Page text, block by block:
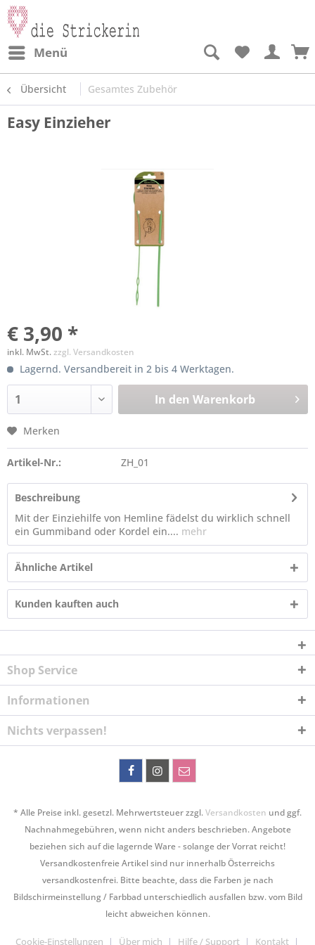
Menü
Übersicht Gesamtes Zubehör
Easy Einzieher
€ 3,90 *
inkl. MwSt.zzgl. Versandkosten
Lagernd. Versandbereit in 2 bis 4 Werktagen.
In den Warenkorb
Merken
Artikel-Nr.: ZH_01
Beschreibung
Mit der Einziehilfe von Hemline fädelst du wirklich schnell
ein Gummiband oder Kordel ein.... mehr
Ähnliche Artikel
Kunden kauften auch
Shop Service
Informationen
Nichts verpassen!
* Alle Preise inkl. gesetzl. Mehrwertsteuer zzgl.Versandkosten und ggf.
Nachnahmegebühren, wenn nicht anders beschrieben. Angebote
beziehen sich auf die lagernde Ware - solange der Vorrat reicht!
Versandkostenfreie Artikel sind nur innerhalb Österreichs
versandkostenfrei. Bitte beachte, dass die Farben je nach
Bildschirmeinstellung / Farbbad unterschiedlich ausfallen bzw. vom Bild
leicht abweichen können.
Cookie-Einstellungen Über mich Hilfe / Support Kontakt